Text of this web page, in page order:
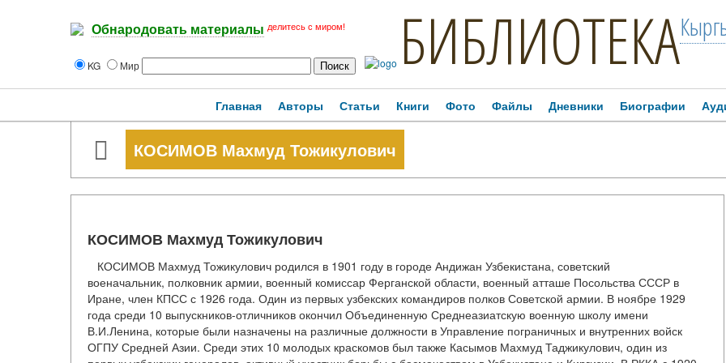
Обнародовать материалы делитесь с миром!
KG Мир БИБЛИОТЕКА
Главная Авторы Статьи Книги Фото Файлы Дневники Биографии
КОСИМОВ Махмуд Тожикулович
КОСИМОВ Махмуд Тожикулович
КОСИМОВ Махмуд Тожикулович родился в 1901 году в городе Андижан Узбекистана, советский
военачальник, полковник армии, военный комиссар Ферганской области, военный атташе Посольства СССР в
Иране, член КПСС с 1926 года. Один из первых узбекских командиров полков Советской армии. В ноябре 1929
года среди 10 выпускников-отличников окончил Объединенную Среднеазиатскую военную школу имени
В.И.Ленина, которые были назначены на различные должности в Управление пограничных и внутренних войск
ОГПУ Средней Азии. Среди этих 10 молодых краскомов был также Касымов Махмуд Таджикулович, один из